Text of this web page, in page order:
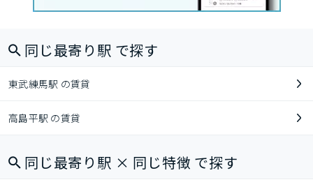
同じ最寄り駅 で探す
東武練馬駅 の賃貸
高島平駅 の賃貸
同じ最寄り駅 × 同じ特徴 で探す